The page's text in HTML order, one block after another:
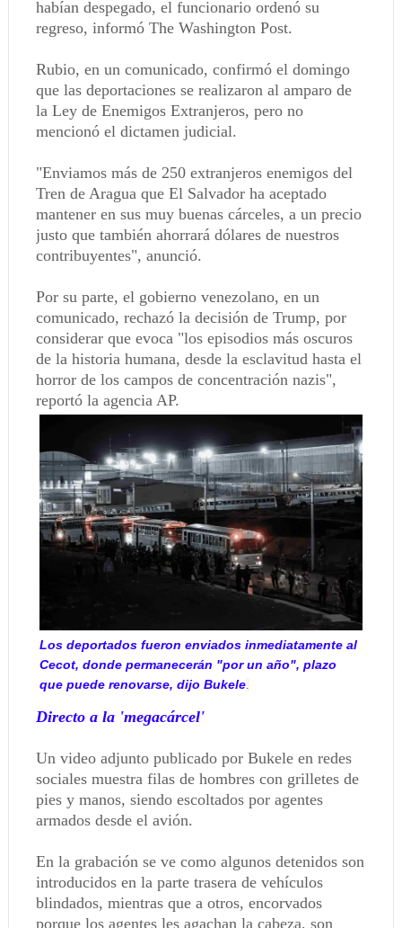
habían despegado, el funcionario ordenó su
regreso, informó The Washington Post.
Rubio, en un comunicado, confirmó el domingo
que las deportaciones se realizaron al amparo de
la Ley de Enemigos Extranjeros, pero no
mencionó el dictamen judicial.
"Enviamos más de 250 extranjeros enemigos del
Tren de Aragua que El Salvador ha aceptado
mantener en sus muy buenas cárceles, a un precio
justo que también ahorrará dólares de nuestros
contribuyentes", anunció.
Por su parte, el gobierno venezolano, en un
comunicado, rechazó la decisión de Trump, por
considerar que evoca "los episodios más oscuros
de la historia humana, desde la esclavitud hasta el
horror de los campos de concentración nazis",
reportó la agencia AP.
Los deportados fueron enviados inmediatamente al
Cecot, donde permanecerán "por un año", plazo
que puede renovarse, dijo Bukele.
Directo a la 'megacárcel'
Un video adjunto publicado por Bukele en redes
sociales muestra filas de hombres con grilletes de
pies y manos, siendo escoltados por agentes
armados desde el avión.
En la grabación se ve como algunos detenidos son
introducidos en la parte trasera de vehículos
blindados, mientras que a otros, encorvados
porque los agentes les agachan la cabeza, son